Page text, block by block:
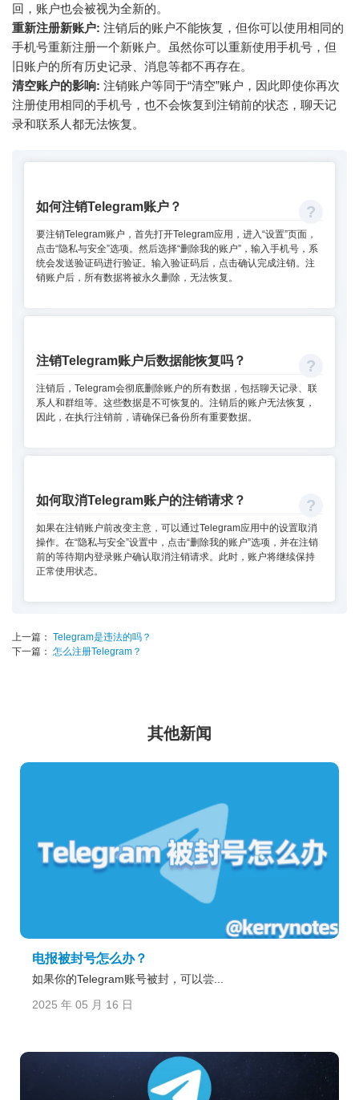
回，账户也会被视为全新的。
重新注册新账户: 注销后的账户不能恢复，但你可以使用相同的
手机号重新注册一个新账户。虽然你可以重新使用手机号，但
旧账户的所有历史记录、消息等都不再存在。
清空账户的影响: 注销账户等同于“清空”账户，因此即使你再次
注册使用相同的手机号，也不会恢复到注销前的状态，聊天记
录和联系人都无法恢复。
如何注销Telegram账户？
要注销Telegram账户，首先打开Telegram应用，进入“设置”页面，
点击“隐私与安全”选项。然后选择“删除我的账户”，输入手机号，系
统会发送验证码进行验证。输入验证码后，点击确认完成注销。注
销账户后，所有数据将被永久删除，无法恢复。
注销Telegram账户后数据能恢复吗？
注销后，Telegram会彻底删除账户的所有数据，包括聊天记录、联
系人和群组等。这些数据是不可恢复的。注销后的账户无法恢复，
因此，在执行注销前，请确保已备份所有重要数据。
如何取消Telegram账户的注销请求？
如果在注销账户前改变主意，可以通过Telegram应用中的设置取消
操作。在“隐私与安全”设置中，点击“删除我的账户”选项，并在注销
前的等待期内登录账户确认取消注销请求。此时，账户将继续保持
正常使用状态。
上一篇： Telegram是违法的吗？
下一篇： 怎么注册Telegram？
其他新闻
电报被封号怎么办？
如果你的Telegram账号被封，可以尝...
2025 年 05 月 16 日